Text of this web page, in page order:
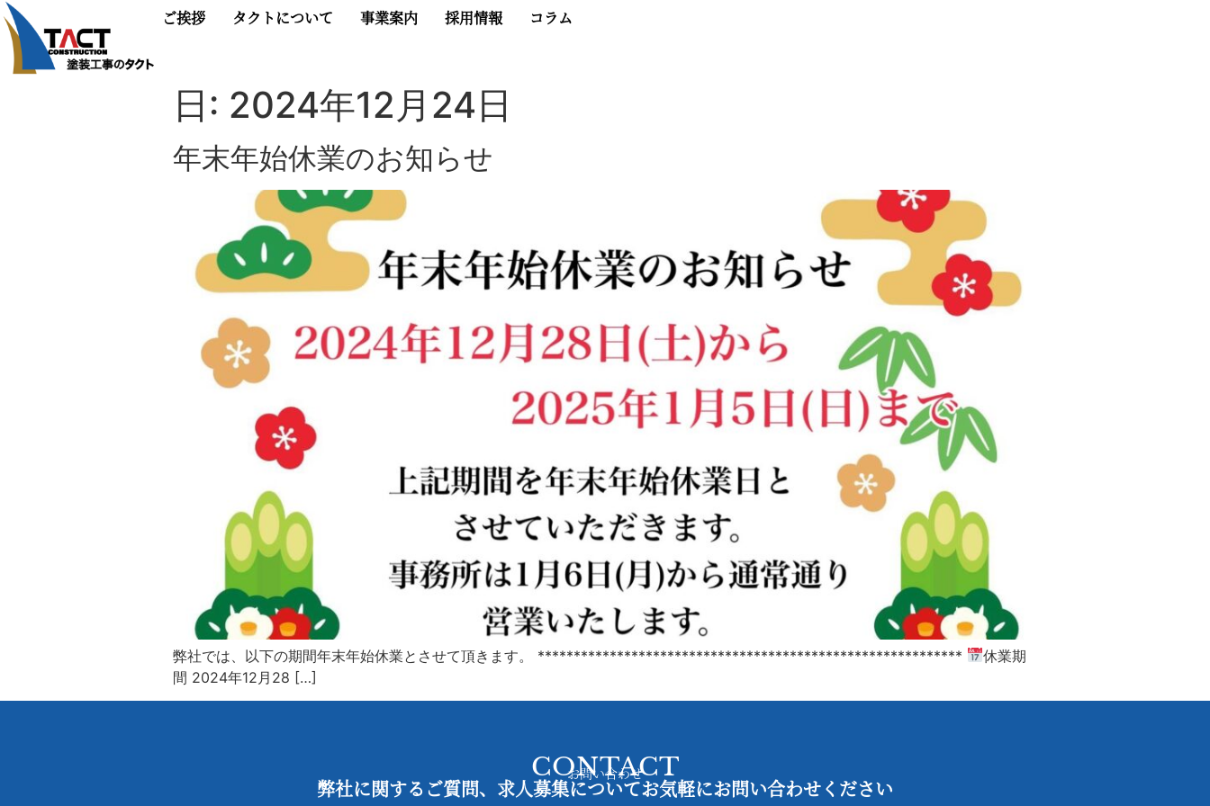
ご挨拶 タクトについて 事業案内 採用情報 コラム
日: 2024年12月24日
年末年始休業のお知らせ
弊社では、以下の期間年末年始休業とさせて頂きます。 ***********************************************************
休業期
間 2024年12月28 […]
CONTACT
お問い合わせ
弊社に関するご質問、求人募集についてお気軽にお問い合わせください